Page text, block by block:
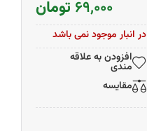
۶۹,۰۰۰ تومان
در انبار موجود نمی باشد
افزودن به علاقه
مندی
مقایسه